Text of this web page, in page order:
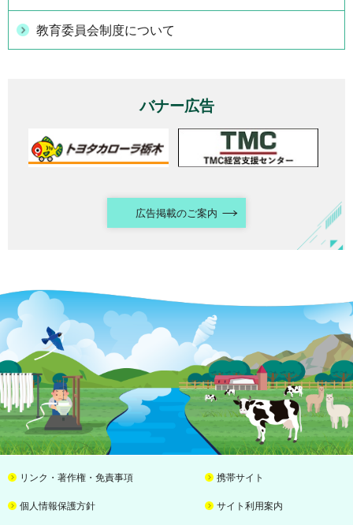
教育委員会制度について
バナー広告
広告掲載のご案内
リンク・著作権・免責事項 携帯サイト
個人情報保護方針 サイト利用案内